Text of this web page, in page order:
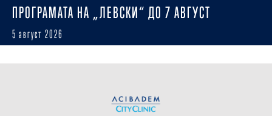
ПРОГРАМАТА НА „ЛЕВСКИ“ ДО 7 АВГУСТ
5 август 2026